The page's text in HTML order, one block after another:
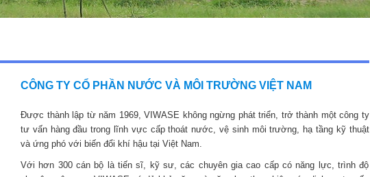
CÔNG TY CỔ PHẦN NƯỚC VÀ MÔI TRƯỜNG VIỆT NAM
Được thành lập từ năm 1969, VIWASE không ngừng phát triển, trở thành một công ty
tư vấn hàng đầu trong lĩnh vực cấp thoát nước, vệ sinh môi trường, hạ tầng kỹ thuật
và ứng phó với biến đổi khí hậu tại Việt Nam.
Với hơn 300 cán bộ là tiến sĩ, kỹ sư, các chuyên gia cao cấp có năng lực, trình độ